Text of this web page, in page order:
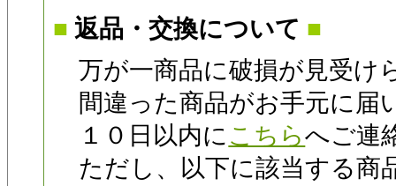
■ 返品・交換について ■
万が一商品に破損が見受け
間違った商品がお手元に届
１０日以内にこちらへご連
ただし、以下に該当する商